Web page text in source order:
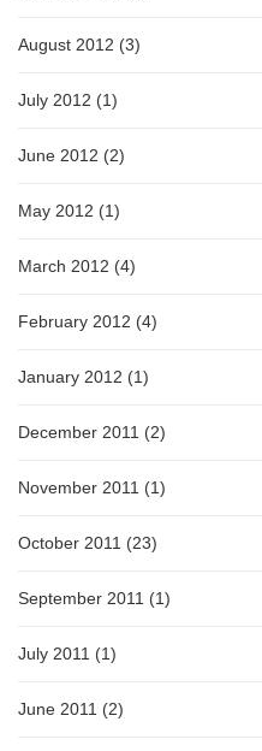
August 2012 (3)
July 2012 (1)
June 2012 (2)
May 2012 (1)
March 2012 (4)
February 2012 (4)
January 2012 (1)
December 2011 (2)
November 2011 (1)
October 2011 (23)
September 2011 (1)
July 2011 (1)
June 2011 (2)